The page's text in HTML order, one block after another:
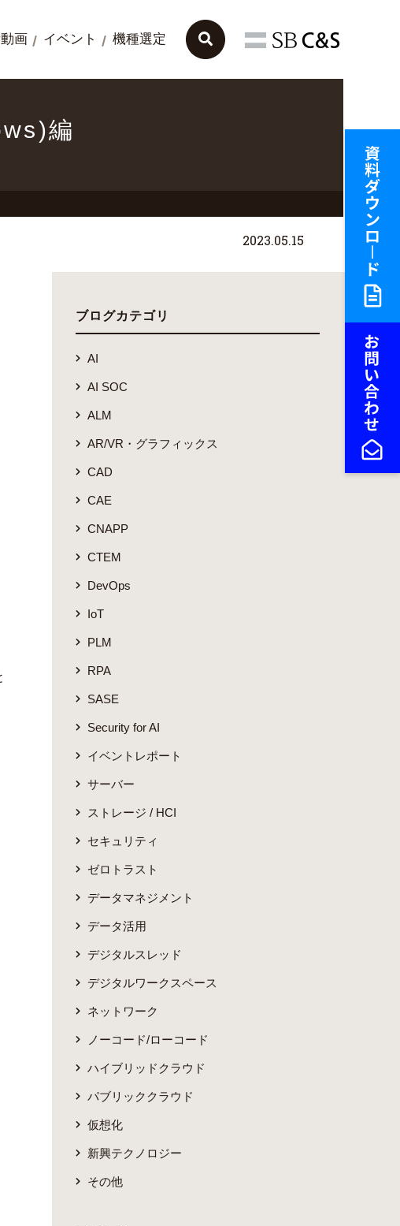
画 イベント 機種選定
編
2023.05.15
ブログカテゴリ
AI
AI SOC
ALM
AR/VR・グラフィックス
CAD
CAE
CNAPP
CTEM
DevOps
IoT
PLM
RPA
SASE
Security for AI
イベントレポート
サーバー
ストレージ / HCI
セキュリティ
ゼロトラスト
データマネジメント
データ活用
デジタルスレッド
デジタルワークスペース
ネットワーク
ノーコード/ローコード
ハイブリッドクラウド
パブリッククラウド
仮想化
新興テクノロジー
その他